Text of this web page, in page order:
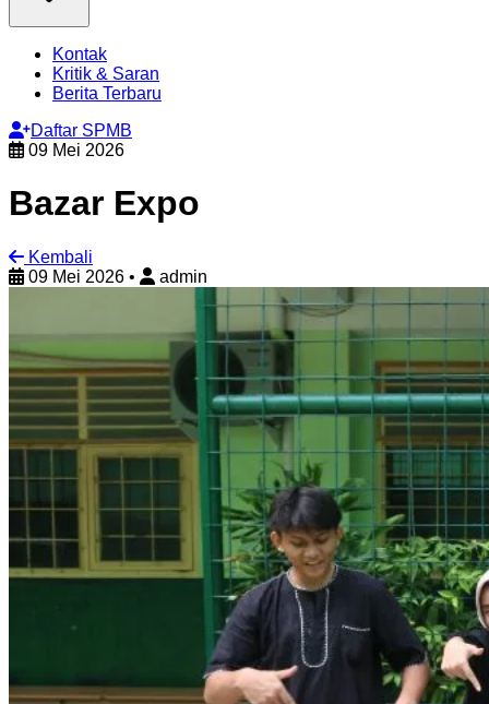
Kontak
Kritik & Saran
Berita Terbaru
Daftar SPMB
09 Mei 2026
Bazar Expo
Kembali
09 Mei 2026 • admin